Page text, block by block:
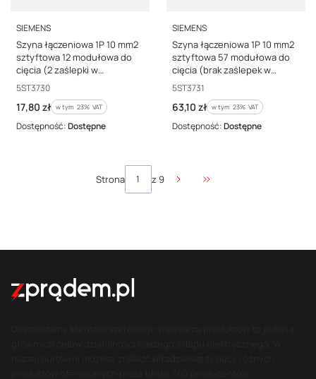
PRODUCENT
SIEMENS
Szyna łączeniowa 1P 10 mm2
sztyftowa 12 modułowa do
cięcia (2 zaślepki w
komplecie) 5ST3730
Kod producenta
5ST3730
Cena brutto
17,80 zł w tym %s VAT
w tym 23% VAT
Dostępność:Dostępne
PRODUCENT
SIEMENS
Szyna łączeniowa 1P 10 mm2
sztyftowa 57 modułowa do
cięcia (brak zaślepek w
komplecie) 5ST3731
Kod producenta
5ST3731
Cena brutto
63,10 zł w tym %s VAT
w tym 23% VAT
Dostępność:Dostępne
Strona z 9
Przejdź do ostatniej